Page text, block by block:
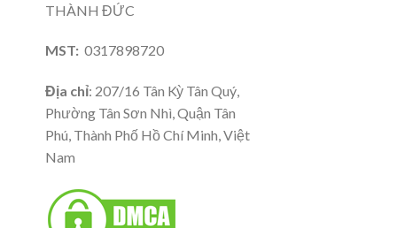
THÀNH ĐỨC
MST: 0317898720
Địa chỉ: 207/16 Tân Kỳ Tân Quý,
Phường Tân Sơn Nhì, Quận Tân
Phú, Thành Phố Hồ Chí Minh, Việt
Nam